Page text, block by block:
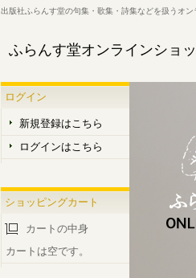
出版社ふらんす堂の句集・歌集・詩集などを扱うオン
ふらんす堂オンラインショ
ログイン
新規登録はこちら
ログインはこちら
ショッピングカート
カートの中身
カートは空です。